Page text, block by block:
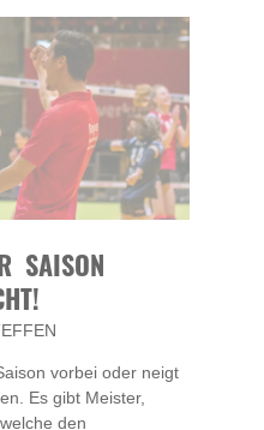
SAISON
vorbei oder neigt
Es gibt Meister,
den